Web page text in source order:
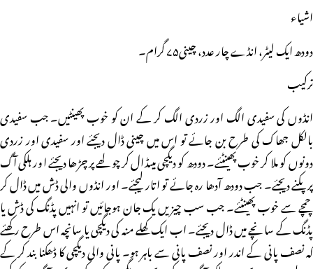
اشیاء
دودھ ایک لیٹر، انڈے چار عدد، چینی۷۵ گرام۔
ترکیب
انڈوں کی سفیدی الگ اور زردی الگ کر کے ان کو خوب پھینٹیں۔ جب سفیدی
بالکل جھاک کی طرح بن جائے تو اس میں چینی ڈال دیجئے اور سفیدی اور زردی
دونوں کو ملا کر خوب پھینٹئے۔ دودھ کو دیگچی میںڈال کر چولھے پر چڑھا دیجئے اور ہلکی آگ
پر پکنے دیجئے۔ جب دودھ آدھا رہ جائے تو اتار لیجئے۔ اور انڈوں والی ڈش میں ڈال کر
چمچے سے خوب پھینٹئے۔ جب سب چیزیں یک جان ہوجائیں تو انہیں پڈنگ کی ڈش یا
پڈنگ کے سانچے میں ڈال دیجئے۔ اب ایک کھلے منہ کی دیگچی یا سانچہ اس طرح رکھئے
کہ نصف پانی کے اندر اور نصف پانی سے باہر ہو۔ پانی والی دیگچی کا ڈھکنا بند کر کے